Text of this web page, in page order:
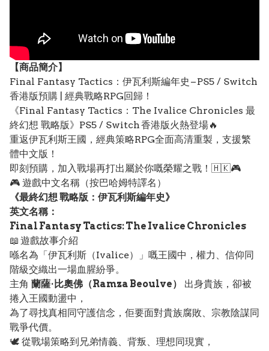
【商品簡介】
Final Fantasy Tactics：伊瓦利斯編年史 – PS5 / Switch
香港版預購 | 經典戰略RPG回歸！
《Final Fantasy Tactics：The Ivalice Chronicles 最
終幻想 戰略版》PS5 / Switch 香港版火熱登場🔥
重返伊瓦利斯王國，經典策略RPG全面高清重製，支援繁
體中文版！
即刻預購，加入戰場再打出屬於你嘅榮耀之戰！🇭🇰🎮
🎮 遊戲中文名稱（按巴哈姆特譯名）
《最終幻想 戰略版：伊瓦利斯編年史》
英文名稱：
Final Fantasy Tactics: The Ivalice Chronicles
📖 遊戲故事介紹
喺名為「伊瓦利斯（Ivalice）」嘅王國中，權力、信仰同
階級交織出一場血腥紛爭。
主角 蘭薩·比奧佛（Ramza Beoulve）
出身貴族，卻被
捲入王國動盪中，
為了尋找真相同守護信念，佢要面對貴族腐敗、宗教陰謀同
戰爭代價。
🕊️ 從戰場策略到兄弟情義、背叛、理想同現實，